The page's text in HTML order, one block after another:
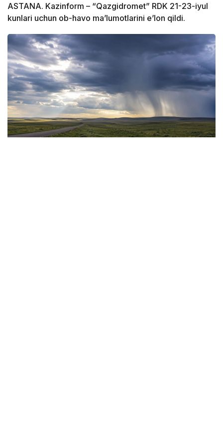
ASTANA. Kazinform – “Qazgidromet” RDK 21-23-iyul
kunlari uchun ob-havo ma’lumotlarini e’lon qildi.